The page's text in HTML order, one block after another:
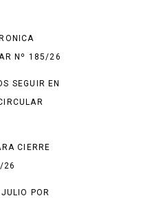
Nº 185/26
SEGUIR EN
CIERRE
26
POR